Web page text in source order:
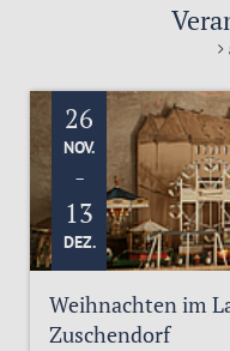
26
NOV.
-
13
DEZ.
Weihnachten im
Zuschendorf